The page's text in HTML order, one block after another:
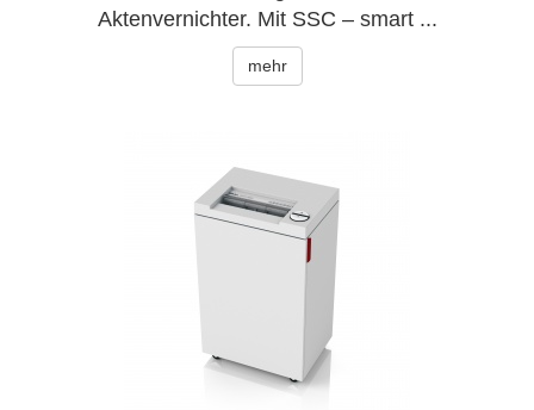
Aktenvernichter. Mit SSC – smart ...
mehr